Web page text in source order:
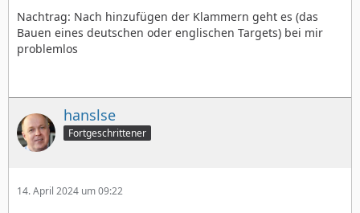
Nachtrag: Nach hinzufügen der Klammern geht es (das
Bauen eines deutschen oder englischen Targets) bei mir
problemlos
hanslse
Fortgeschrittener
14. April 2024 um 09:22